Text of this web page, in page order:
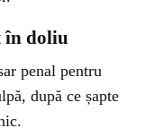
în doliu
penal pentru
după ce șapte